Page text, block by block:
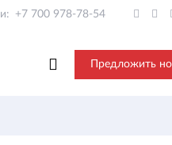
+7 700 978-78-54
Предложить